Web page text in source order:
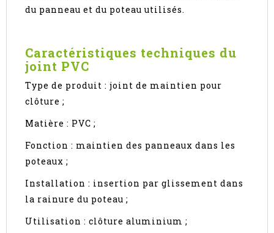
du panneau et du poteau utilisés.
Caractéristiques techniques du
joint PVC
Type de produit : joint de maintien pour
clôture ;
Matière : PVC ;
Fonction : maintien des panneaux dans les
poteaux ;
Installation : insertion par glissement dans
la rainure du poteau ;
Utilisation : clôture aluminium ;